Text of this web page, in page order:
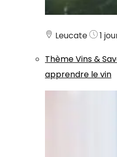
Leucate
1
ThèmeVins &
apprendre le vin